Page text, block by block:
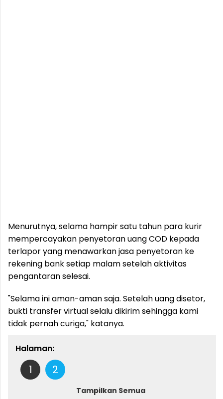
Menurutnya, selama hampir satu tahun para kurir
mempercayakan penyetoran uang COD kepada
terlapor yang menawarkan jasa penyetoran ke
rekening bank setiap malam setelah aktivitas
pengantaran selesai.
"Selama ini aman-aman saja. Setelah uang disetor,
bukti transfer virtual selalu dikirim sehingga kami
tidak pernah curiga," katanya.
Halaman:
1 2
Tampilkan Semua